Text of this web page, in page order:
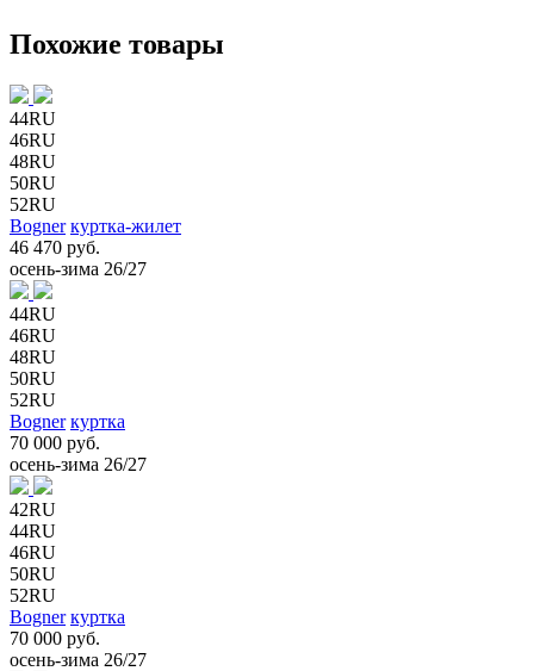
Похожие товары
44RU
46RU
48RU
50RU
52RU
Bogner куртка-жилет
46 470 руб.
осень-зима 26/27
44RU
46RU
48RU
50RU
52RU
Bogner куртка
70 000 руб.
осень-зима 26/27
42RU
44RU
46RU
50RU
52RU
Bogner куртка
70 000 руб.
осень-зима 26/27